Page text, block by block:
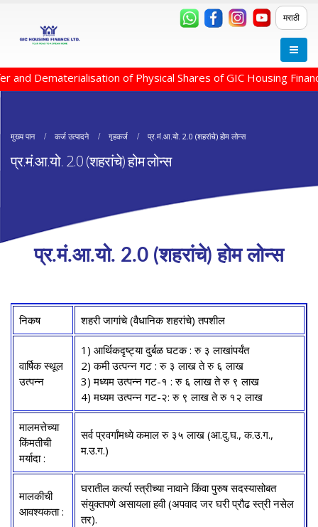
मराठी
Dematerialisation of Physical Shares of GIC Housing
मुख्य पान कर्ज उत्पादने गृहकर्ज प्र.मं.आ.यो. 2.0 (शहरांचे) होम लोन्स
प्र.मं.आ.यो. 2.0 (शहरांचे) होम लोन्स
प्र.मं.आ.यो. 2.0 (शहरांचे) होम लोन्स
निकष शहरी जागांचे (वैधानिक शहरांचे) तपशील
वार्षिक स्थूल
उत्पन्न
1) आर्थिकदृष्ट्या दुर्बळ घटक : रु ३ लाखांपर्यंत
2) कमी उत्पन्न गट : रु ३ लाख ते रु ६ लाख
3) मध्यम उत्पन्न गट-१ : रु ६ लाख ते रु ९ लाख
4) मध्यम उत्पन्न गट-२: रु ९ लाख ते रु १२ लाख
मालमत्तेच्या
किंमतीची
मर्यादा :
सर्व प्रवर्गांमध्ये कमाल रु ३५ लाख (आ.दु.घ., क.उ.ग.,
म.उ.ग.)
मालकीची
आवश्यकता :
घरातील कर्त्या स्त्रीच्या नावाने किंवा पुरुष सदस्यासोबत
संयुक्तपणे असायला हवी (अपवाद जर घरी प्रौढ स्त्री नसेल
तर).